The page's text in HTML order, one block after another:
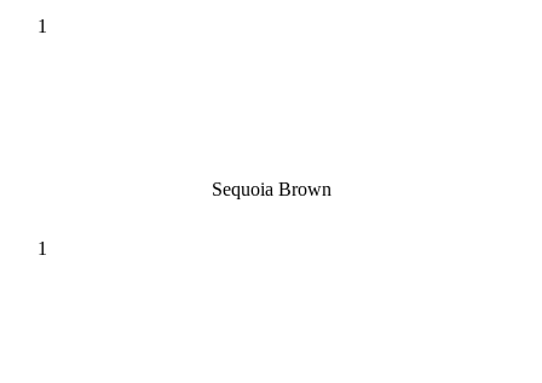
Sequoia Brown